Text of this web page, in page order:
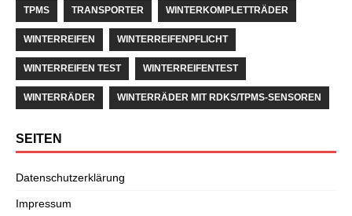
TPMS TRANSPORTER WINTERKOMPLETTRÄDER
WINTERREIFEN WINTERREIFENPFLICHT
WINTERREIFEN TEST WINTERREIFENTEST
WINTERRÄDER WINTERRÄDER MIT RDKS/TPMS-SENSOREN
SEITEN
Datenschutzerklärung
Impressum